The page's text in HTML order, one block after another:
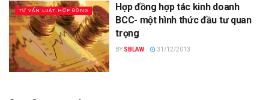
TƯ VẤN LUẬT HỢP ĐỒNG
Hợp đồng hợp tác kinh doanh
BCC- một hình thức đầu tư quan
trọng
BY SBLAW 31/12/2013